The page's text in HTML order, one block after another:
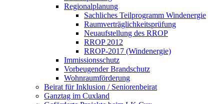
Regionalplanung
Sachliches Teilprogramm Windenergie
Raumverträglichkeitsprüfung
Neuaufstellung des RROP
RROP 2012
RROP-2017 (Windenergie)
Immissionsschutz
Vorbeugender Brandschutz
Wohnraumförderung
Beirat für Inklusion / Seniorenbeirat
Ganztag im Cuxland